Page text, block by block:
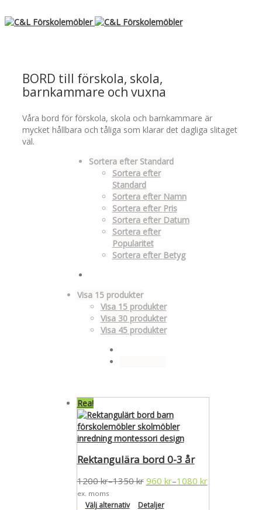
BORD till förskola, skola,
barnkammare och vuxna
Våra bord för förskola, skola och barnkammare är
mycket hållbara och tåliga som klarar det dagliga slitaget
väl.
Sortera efter Standard
Sortera efter
Standard
Sortera efter Namn
Sortera efter Pris
Sortera efter Datum
Sortera efter
Popularitet
Sortera efter Betyg
Visa 15 produkter
Visa 15 produkter
Visa 30 produkter
Visa 45 produkter
Rea!
Rektangulära bord 0-3 år
1200kr–1350kr 960 kr–1080 kr
ex. moms
Välj alternativ Detaljer